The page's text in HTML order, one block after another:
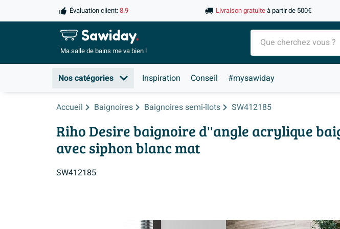
Évaluation client:8.9 Livraison gratuiteà partir de 500€
Ma salle debains me va bien !
Nos catégories Inspiration Conseil #mysawiday
Accueil Baignoires Baignoires semi-îlots SW412185
Riho Desire baignoire d''angle acrylique
avec siphon blanc mat
SW412185